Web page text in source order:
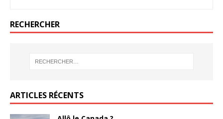
RECHERCHER
ARTICLES RÉCENTS